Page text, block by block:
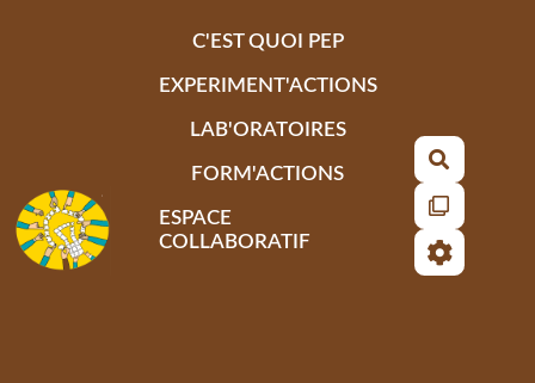
C'EST QUOI PEP
EXPERIMENT'ACTIONS
LAB'ORATOIRES
FORM'ACTIONS
ESPACE
COLLABORATIF